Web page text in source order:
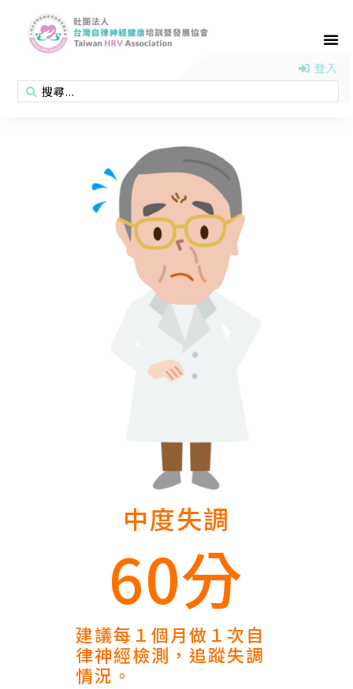
登入
中度失調
60分
建議每１個月做１次自
律神經檢測，追蹤失調
情況。